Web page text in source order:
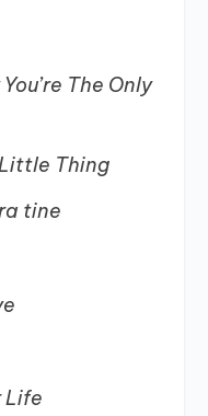
The Only
Thing
tine
Life